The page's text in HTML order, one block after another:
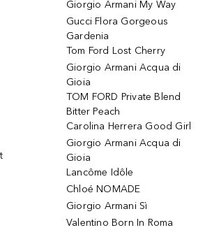
Giorgio Armani My Way
Gucci Flora Gorgeous
Gardenia
Tom Ford Lost Cherry
Giorgio Armani Acqua di
Gioia
TOM FORD Private Blend
Bitter Peach
Carolina Herrera Good Girl
Giorgio Armani Acqua di
Gioia
Lancôme Idôle
Chloé NOMADE
Giorgio Armani Sì
Valentino Born In Roma